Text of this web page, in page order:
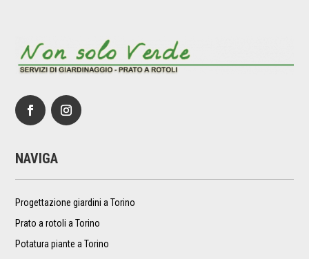
NAVIGA
Progettazione giardini a Torino
Prato a rotoli a Torino
Potatura piante a Torino